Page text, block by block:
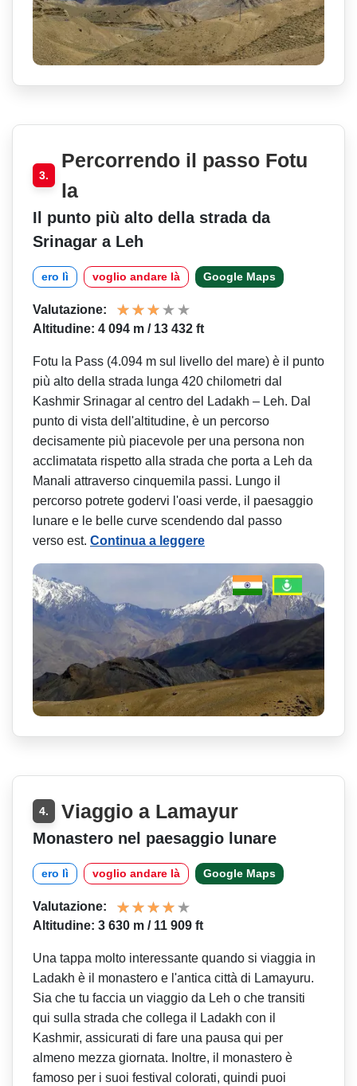
3.
Percorrendo il passo Fotu
la
Il punto più alto della strada da
Srinagar a Leh
ero lì voglio andare là Google Maps
Valutazione:
Altitudine: 4 094 m / 13 432 ft
Fotu la Pass (4.094 m sul livello del mare) è il punto
più alto della strada lunga 420 chilometri dal
Kashmir Srinagar al centro del Ladakh – Leh. Dal
punto di vista dell'altitudine, è un percorso
decisamente più piacevole per una persona non
acclimatata rispetto alla strada che porta a Leh da
Manali attraverso cinquemila passi. Lungo il
percorso potrete godervi l'oasi verde, il paesaggio
lunare e le belle curve scendendo dal passo
verso est. Continua a leggere
4. Viaggio a Lamayur
Monastero nel paesaggio lunare
ero lì voglio andare là Google Maps
Valutazione:
Altitudine: 3 630 m / 11 909 ft
Una tappa molto interessante quando si viaggia in
Ladakh è il monastero e l'antica città di Lamayuru.
Sia che tu faccia un viaggio da Leh o che transiti
qui sulla strada che collega il Ladakh con il
Kashmir, assicurati di fare una pausa qui per
almeno mezza giornata. Inoltre, il monastero è
famoso per i suoi festival colorati, quindi puoi